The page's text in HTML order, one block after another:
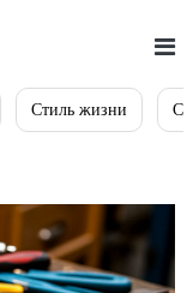
Стиль жизни